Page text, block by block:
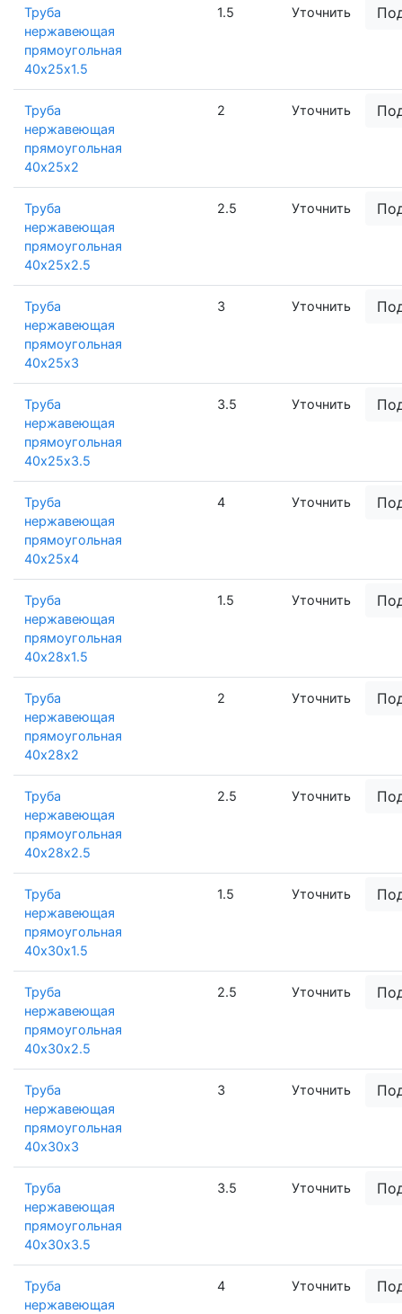
Труба
нержавеющая
прямоугольная
40х25х1.5
1.5 Уточнить
Труба
нержавеющая
прямоугольная
40х25х2
2 Уточнить
Труба
нержавеющая
прямоугольная
40х25х2.5
2.5 Уточнить
Труба
нержавеющая
прямоугольная
40х25х3
3 Уточнить
Труба
нержавеющая
прямоугольная
40х25х3.5
3.5 Уточнить
Труба
нержавеющая
прямоугольная
40х25х4
4 Уточнить
Труба
нержавеющая
прямоугольная
40х28х1.5
1.5 Уточнить
Труба
нержавеющая
прямоугольная
40х28х2
2 Уточнить
Труба
нержавеющая
прямоугольная
40х28х2.5
2.5 Уточнить
Труба
нержавеющая
прямоугольная
40х30х1.5
1.5 Уточнить
Труба
нержавеющая
прямоугольная
40х30х2.5
2.5 Уточнить
Труба
нержавеющая
прямоугольная
40х30х3
3 Уточнить
Труба
нержавеющая
прямоугольная
40х30х3.5
3.5 Уточнить
Труба
нержавеющая
4 Уточнить